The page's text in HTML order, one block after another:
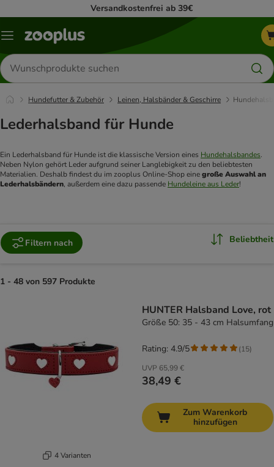
Versandkostenfrei ab 39€
Menü
Produkte
suchen
Hundefutter & Zubehör Leinen, Halsbänder & Geschirre
Lederhalsband für Hunde
Ein Lederhalsband für Hunde ist die klassische Version eines Hundehalsbandes.
Neben Nylon gehört Leder aufgrund seiner Langlebigkeit zu den beliebtesten
Materialien. Deshalb findest du im zooplus Online-Shop eine große Auswahl an
Lederhalsbändern, außerdem eine dazu passende Hundeleine aus Leder
Filtern nach Beliebtheit
1 - 48 von 597 Produkte
4 Varianten
HUNTER Halsband Love, rot
Größe 50: 35 - 43 cm Halsumfang
UVP 65,99 €
38,49 €
Rating: 4.9/5 (15)
Zum Warenkorb
hinzufügen